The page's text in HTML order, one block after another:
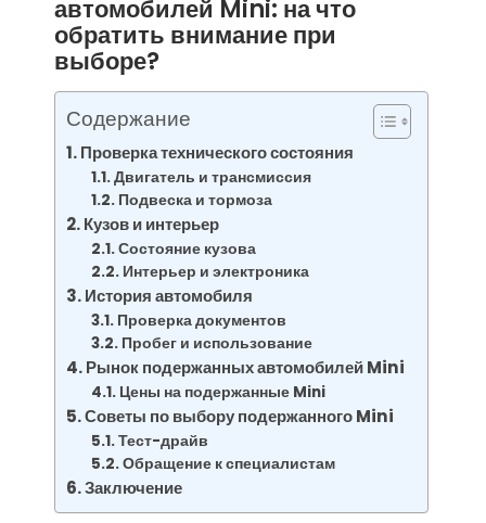
автомобилей Mini: на что
обратить внимание при
выборе?
Содержание
Проверка технического состояния
Двигатель и трансмиссия
Подвеска и тормоза
Кузов и интерьер
Состояние кузова
Интерьер и электроника
История автомобиля
Проверка документов
Пробег и использование
Рынок подержанных автомобилей Mini
Цены на подержанные Mini
Советы по выбору подержанного Mini
Тест-драйв
Обращение к специалистам
Заключение